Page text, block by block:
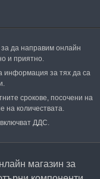
за да направим онлайн
и приятно.
информация за тях да са
срокове, посочени на
количествата.
ДДС.
магазин за